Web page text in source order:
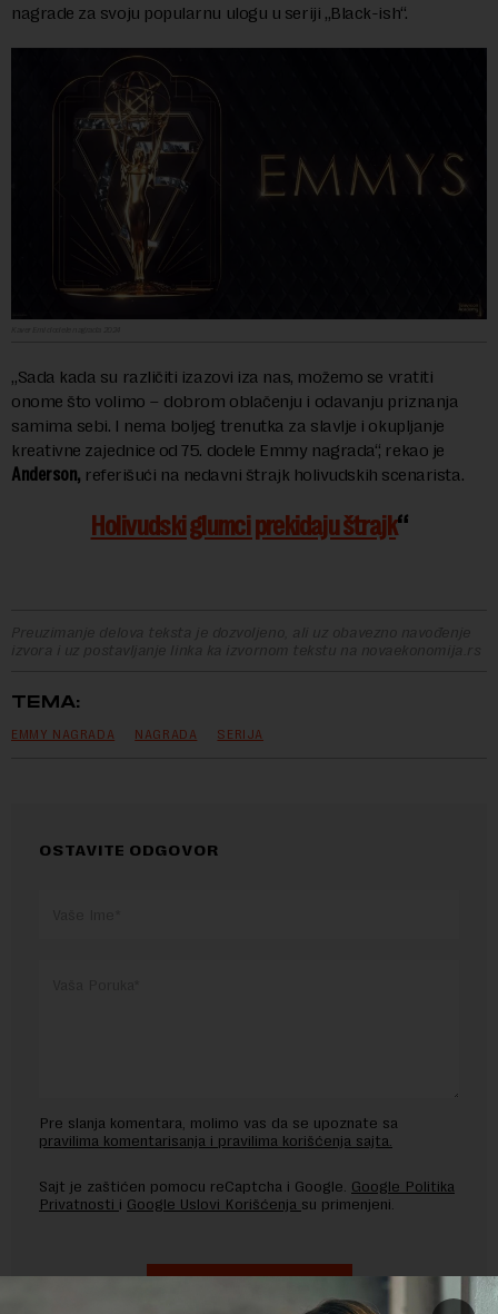
nagrade za svoju popularnu ulogu u seriji „Black-ish“.
„Sada kada su različiti izazovi iza nas, možemo se vratiti
onome što volimo – dobrom oblačenju i odavanju priznanja
samima sebi. I nema boljeg trenutka za slavlje i okupljanje
kreativne zajednice od 75. dodele Emmy nagrada“, rekao je
Anderson, referišući na nedavni štrajk holivudskih scenarista.
Holivudski glumci prekidaju štrajk
Preuzimanje delova teksta je dozvoljeno, ali uz obavezno navođenje
izvora i uz postavljanje linka ka izvornom tekstu na novaekonomija.rs
TEMA:
EMMY NAGRADA NAGRADA SERIJA
OSTAVITE ODGOVOR
Pre slanja komentara, molimo vas da se upoznate sa
pravilima komentarisanja i pravilima korišćenja sajta.
Sajt je zaštićen pomocu reCaptcha i Google. Google Politika
Privatnosti i Google Uslovi Korišćenja su primenjeni.